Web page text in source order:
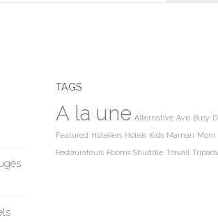
TAGS
A la une Alternative Avis Busy
Featured Hoteliers Hotels Kids Maman Mom
Restaurateurs Rooms Shuddle Travail